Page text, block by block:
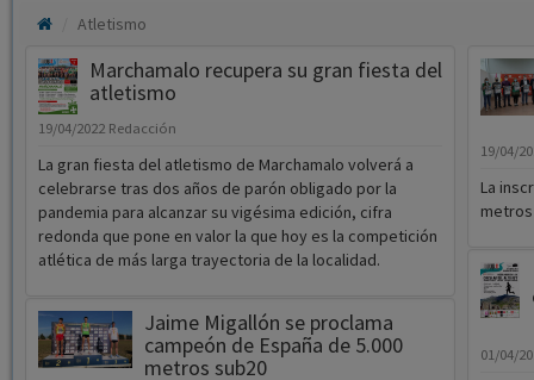
Atletismo
Marchamalo recupera su gran fiesta del
atletismo
19/04/2022 Redacción
La gran fiesta del atletismo de Marchamalo volverá a
celebrarse tras dos años de parón obligado por la
pandemia para alcanzar su vigésima edición, cifra
redonda que pone en valor la que hoy es la competición
atlética de más larga trayectoria de la localidad.
Jaime Migallón se proclama
campeón de España de 5.000
metros sub20
19/04/
La
01/04/